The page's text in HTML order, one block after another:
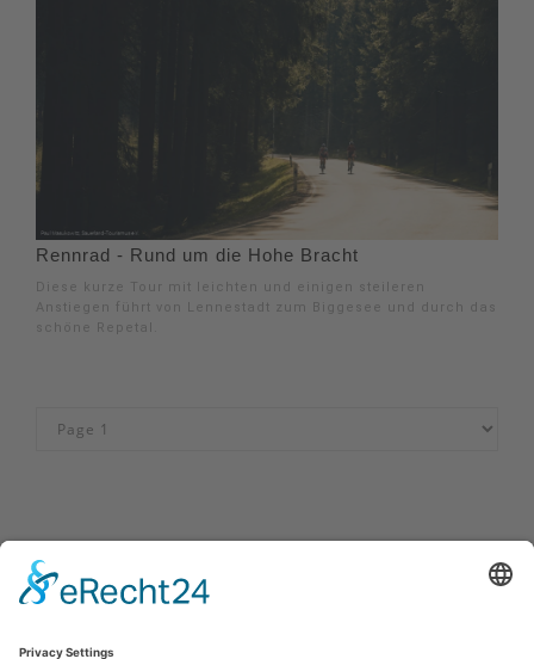
Rennrad - Rund um die Hohe Bracht
Diese kurze Tour mit leichten und einigen steileren
Anstiegen führt von Lennestadt zum Biggesee und durch das
schöne Repetal.